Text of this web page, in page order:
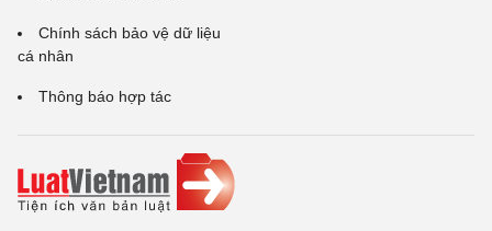
Chính sách bảo vệ dữ liệu
cá nhân
Thông báo hợp tác